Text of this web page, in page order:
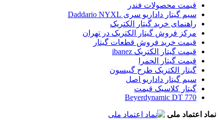
قیمت محصولات فندر
سیم گیتار داداریو سری Daddario NYXL
راهنمای خرید گیتار الکتریک
مرکز فروش گیتار الکتریک در تهران
قیمت خرید فروش قطعات گیتار
قیمت گیتار الکتریک ibanez
قیمت گیتار الحمرا
گیتار الکتریک طرح گیبسون
سیم گیتار داداریو اصل
گیتار کلاسیک قیمت
Beyerdynamic DT 770
نماد اعتماد ملی